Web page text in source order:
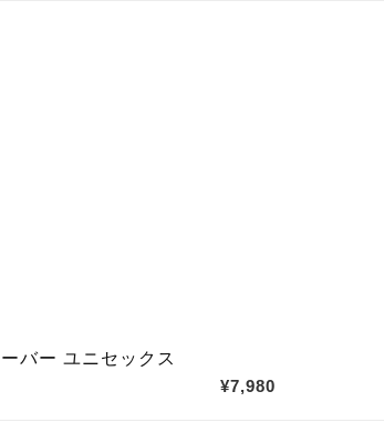
サイズオーバ
¥7,980